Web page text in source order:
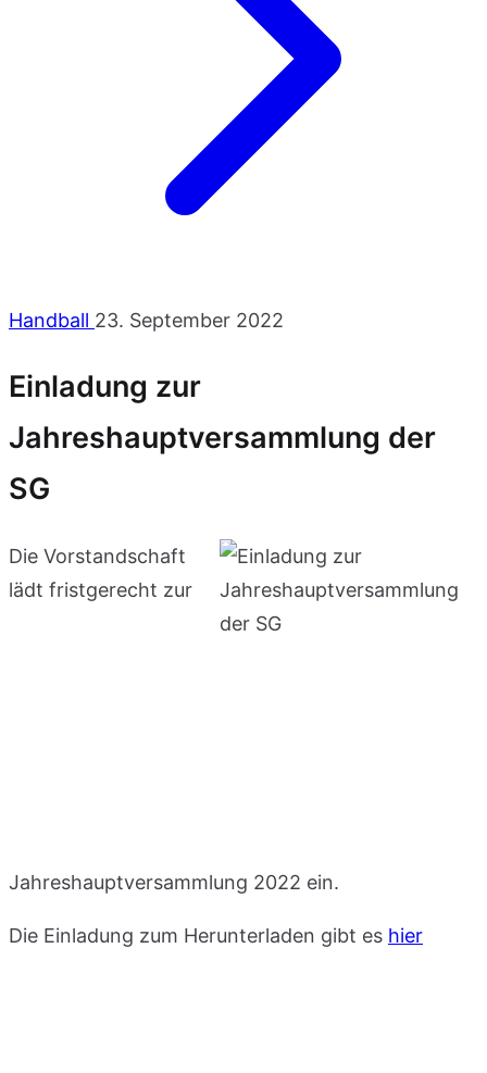
Handball 23. September 2022
Einladung zur
Jahreshauptversammlung der
SG
Die Vorstandschaft
lädt fristgerecht zur
Jahreshauptversammlung 2022 ein.
Die Einladung zum Herunterladen gibt es hier